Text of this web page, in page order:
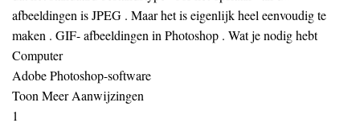
afbeeldingen is JPEG . Maar het is eigenlijk heel eenvoudig te
maken . GIF- afbeeldingen in Photoshop . Wat je nodig hebt
Computer
Adobe Photoshop-software
Toon Meer Aanwijzingen
1